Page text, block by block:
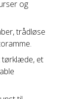
og
trådløse
tørklæde, et